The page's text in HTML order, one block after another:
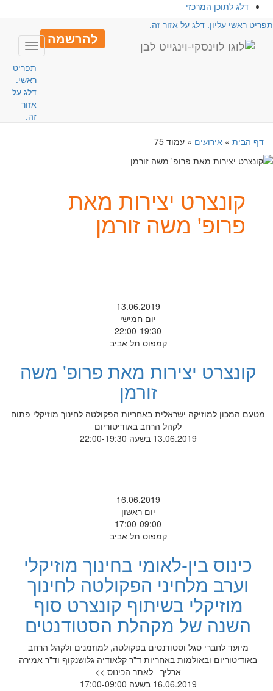
דלג לתוכן המרכזי
ראשי עליון. דלג על אזור זה.
להרשמה
Toggle
תפריט
ראשי.
דלג על
אזור
זה.
דף הבית» אירועים» עמוד 75
קונצרט יצירות מאת
פרופ' משה זורמן
13.06.2019
יום חמישי
22:00-19:30
קמפוס תל אביב
קונצרט יצירות מאת פרופ' משה
זורמן
מטעם המכון למוזיקה ישראלית באחריות הפקולטה לחינוך מוזיקלי פתוח
לקהל הרחב באודיטוריום
13.06.2019 בשעה 22:00-19:30
16.06.2019
יום ראשון
17:00-09:00
קמפוס תל אביב
כינוס בין-לאומי בחינוך מוזיקלי
וערב מלחיני הפקולטה לחינוך
מוזיקלי בשיתוף קונצרט סוף
השנה של מקהלת הסטודנטים
מיועד לחברי סגל וסטודנטים בפקולטה, למוזמנים ולקהל הרחב
באודיטוריום ובאולמות באחריות ד"ר קלאודיה גלושנקוף וד"ר אמירה
ארליך לאתר הכינוס >>
16.06.2019 בשעה 17:00-09:00